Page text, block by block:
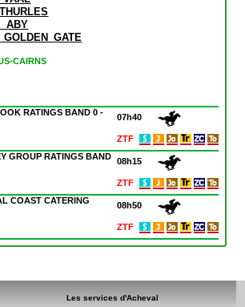
CAIRNS
RATINGS BAND 0 -
07h40
ZTF
GROUP RATINGS BAND
08h15
ZTF
COAST CATERING
08h50
ZTF
Les services d'Acheval